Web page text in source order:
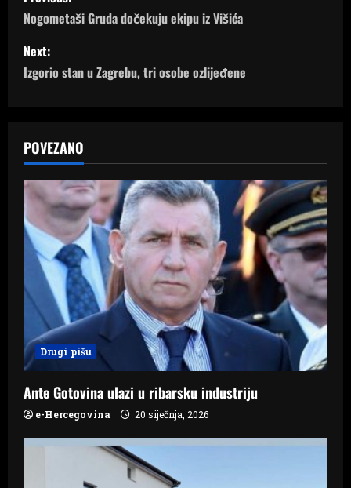
o
s
t
a
v
i
g
a
i
o
n
Nogometaši Gruda dočekuju ekipu iz Višića
Next:
Izgorio stan u Zagrebu, tri osobe ozlijeđene
POVEZANO
Drugi pišu
Ante Gotovina ulazi u ribarsku industriju
e-Hercegovina 20 siječnja, 2026